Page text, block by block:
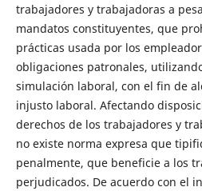
trabajadores y trabajadoras a
mandatos constituyentes, que
prácticas usada por los
obligaciones patronales,
simulación laboral, con el fin de
injusto laboral. Afectando
derechos de los trabajadores y
no existe norma expresa que
penalmente, que beneficie a los
perjudicados. De acuerdo con el